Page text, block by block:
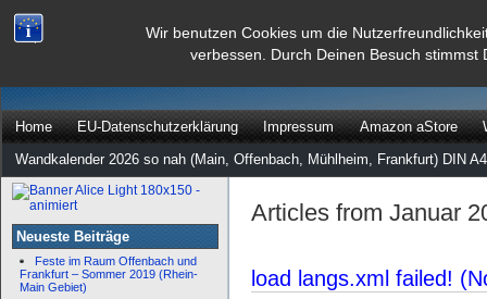
Wir benutzen Cookies um die
verbessen. Durch Deinen Besuch stimmst
dann rate mal
Home EU-Datenschutzerklärung Impressum Amazon aStore
Wandkalender 2026 so nah (Main, Offenbach, Mühlheim, Frankfurt) DIN
Neueste Beiträge
Feste im Raum Offenbach und
Frankfurt – Sommer 2019 (Rhein-
Main Gebiet)
Articles from Januar
load langs.xml failed!